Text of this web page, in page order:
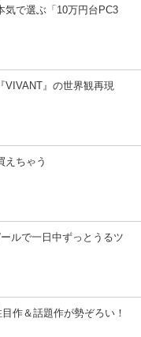
気で選ぶ「10万円台PC3
VIVANT』の世界観再現
えちゃう
ルで一日中ずっとうるツ
作＆話題作が勢ぞろい！